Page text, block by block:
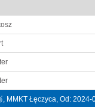
MMKT Łęczyca, Od: